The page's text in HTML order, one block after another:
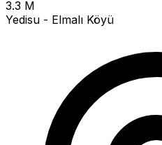
3.3 M
Yedisu - Elmalı Köyü